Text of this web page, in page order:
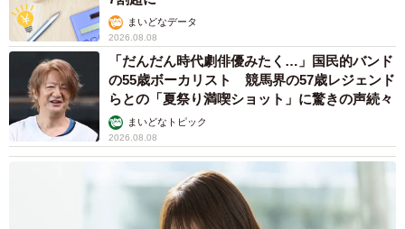
まいどなデータ
2026.08.08
「だんだん時代劇俳優みたく…」国民的バンド
の55歳ボーカリスト 競馬界の57歳レジェンド
らとの「夏祭り満喫ショット」に驚きの声続々
まいどなトピック
2026.08.08